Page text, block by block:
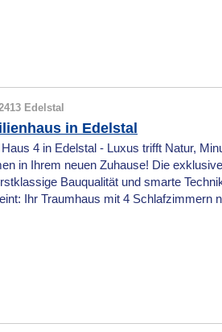
Edelstal
in Edelstal
4 in Edelstal - Luxus trifft Natur,
in Ihrem neuen Zuhause! Die
Bauqualität und smarte
Ihr Traumhaus mit 4 Schlafzimmern